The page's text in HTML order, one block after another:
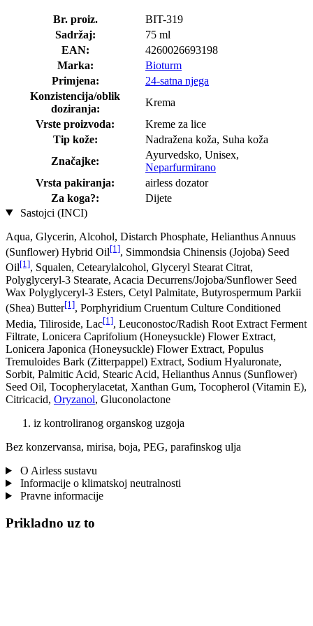
Br. proiz.
BIT-319
Sadržaj:
75 ml
EAN:
4260026693198
Marka:
Bioturm
Primjena:
24-satna njega
Konzistencija/oblik
doziranja:
Krema
Vrste proizvoda:
Kreme za lice
Tip kože:
Nadražena koža, Suha koža
Značajke:
Ayurvedsko, Unisex,
Neparfurmirano
Vrsta pakiranja:
airless dozator
Za koga?:
Dijete
Sastojci (INCI)
Aqua, Glycerin, Alcohol, Distarch Phosphate, Helianthus Annuus
(Sunflower) Hybrid Oil[1], Simmondsia Chinensis (Jojoba) Seed
Oil[1], Squalen, Cetearylalcohol, Glyceryl Stearat Citrat,
Polyglyceryl-3 Stearate, Acacia Decurrens/Jojoba/Sunflower Seed
Wax Polyglyceryl-3 Esters, Cetyl Palmitate, Butyrospermum Parkii
(Shea) Butter[1], Porphyridium Cruentum Culture Conditioned
Media, Tiliroside, Lac[1], Leuconostoc/Radish Root Extract Ferment
Filtrate, Lonicera Caprifolium (Honeysuckle) Flower Extract,
Lonicera Japonica (Honeysuckle) Flower Extract, Populus
Tremuloides Bark (Zitterpappel) Extract, Sodium Hyaluronate,
Sorbit, Palmitic Acid, Stearic Acid, Helianthus Annus (Sunflower)
Seed Oil, Tocopherylacetat, Xanthan Gum, Tocopherol (Vitamin E),
Citricacid, Oryzanol, Gluconolactone
iz kontroliranog organskog uzgoja
Bez konzervansa, mirisa, boja, PEG, parafinskog ulja
O Airless sustavu
Informacije o klimatskoj neutralnosti
Pravne informacije
Prikladno uz to